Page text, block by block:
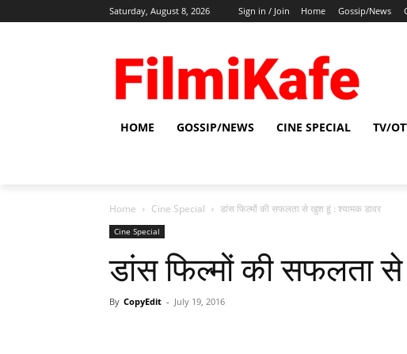
Saturday, August 8, 2026 Sign in / Join Home Gossip/News
HOME GOSSIP/NEWS CINE SPECIAL TV/
Home Cine Special डांस फिल्मों की सफलता से खुश हूं : श्यामक डावर
Cine Special
डांस फिल्मों की सफलता
By CopyEdit - July 19, 2016